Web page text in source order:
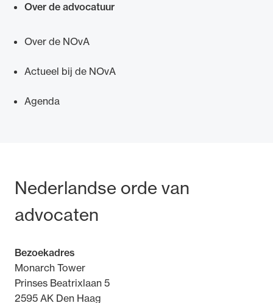
Over de advocatuur
Over de NOvA
Actueel bij de NOvA
Agenda
Bezoek- en postadres
Nederlandse orde van
advocaten
Bezoekadres
Monarch Tower
Prinses Beatrixlaan 5
2595 AK Den Haag